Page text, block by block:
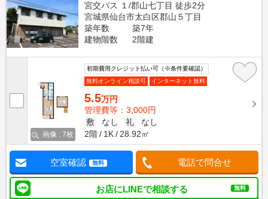
宮交バス １/郡山七丁目 徒歩2分
宮城県仙台市太白区郡山５丁目
築年数
築7年
建物階数
2階建
画像 : 7枚
初期費用クレジット払い可（※条件要確認）
無料オンライン相談可
インターネット無料
5.5万円
管理費等：3,000円
敷
なし 礼
なし
2階
1K 28.92㎡
空室確認 無料 電話で問合せ
お店にLINEで相談する 無料